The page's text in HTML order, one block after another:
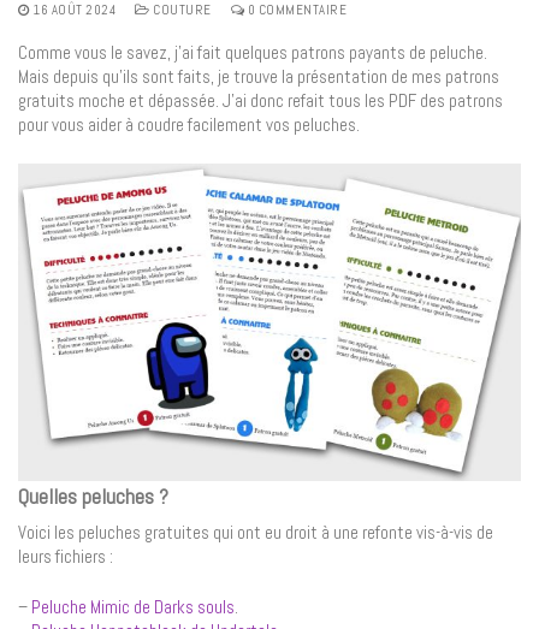
16 AOÛT 2024 COUTURE 0 COMMENTAIRE
Comme vous le savez, j’ai fait quelques patrons payants de peluche.
Mais depuis qu’ils sont faits, je trouve la présentation de mes patrons
gratuits moche et dépassée. J’ai donc refait tous les PDF des patrons
pour vous aider à coudre facilement vos peluches.
Quelles peluches ?
Voici les peluches gratuites qui ont eu droit à une refonte vis-à-vis de
leurs fichiers :
– Peluche Mimic de Darks souls